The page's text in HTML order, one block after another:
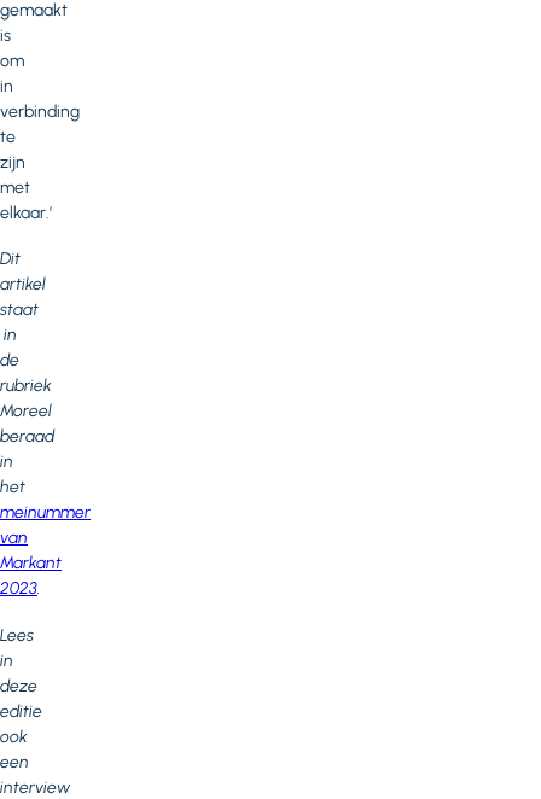
gemaakt
is
om
in
verbinding
te
zijn
met
elkaar.’
Dit
artikel
staat
in
de
rubriek
Moreel
beraad
in
het
meinummer
van
Markant
2023.
Lees
in
deze
editie
ook
een
interview